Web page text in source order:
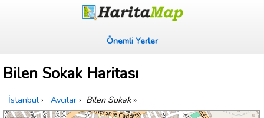
Önemli Yerler
Bilen Sokak Haritası
İstanbul › Avcılar › Bilen Sokak»